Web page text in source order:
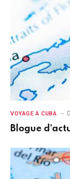
VOYAGE À CUBA
Blogue